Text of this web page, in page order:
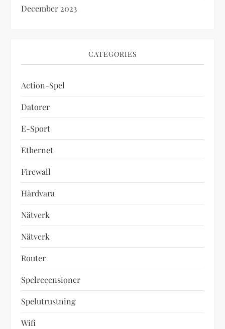
December 2023
CATEGORIES
Action-Spel
Datorer
E-Sport
Ethernet
Firewall
Hårdvara
Nätverk
Nätverk
Router
Spelrecensioner
Spelutrustning
Wifi